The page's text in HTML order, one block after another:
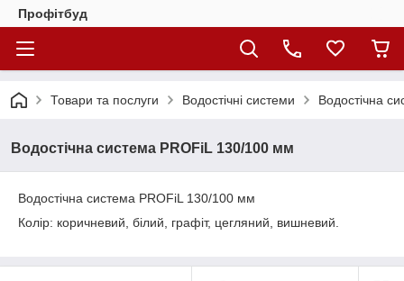
Профітбуд
Товари та послуги Водостічні системи Водостічна
Водостічна система PROFiL 130/100 мм
Водостічна система PROFiL 130/100 мм
Колір: коричневий, білий, графіт, цегляний, вишневий.